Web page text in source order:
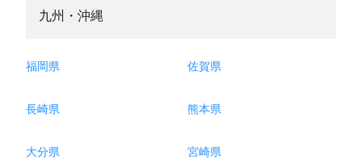
九州・沖縄
福岡県 佐賀県
長崎県 熊本県
大分県 宮崎県